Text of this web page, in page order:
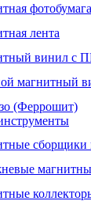
фотобумага
лента
винил с
магнитный
(Феррошит)
сборщики